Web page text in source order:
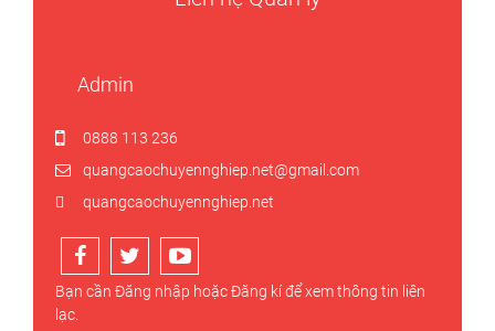
Admin
0888 113 236
quangcaochuyennghiep.net@gmail.com
quangcaochuyennghiep.net
Bạn cần Đăng nhập hoặcĐăng kíđể xem thông tin liên
lạc.